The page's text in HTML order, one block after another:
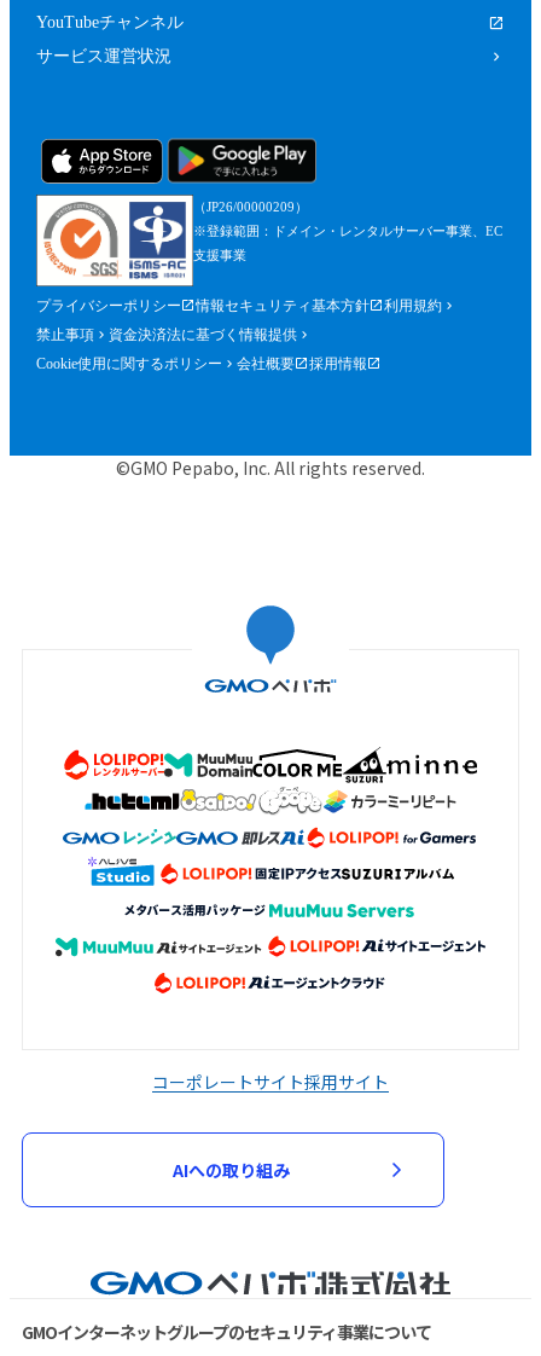
YouTubeチャンネル
サービス運営状況
（JP26/00000209）
※登録範囲：ドメイン・レンタルサーバー事業、EC
支援事業
プライバシーポリシー 情報セキュリティ基本方針
利用規約
禁止事項
資金決済法に基づく情報提供
Cookie使用に関するポリシー
会社概要 採用情報
©GMO Pepabo, Inc. All rights reserved.
コーポレートサイト採用サイト
AIへの取り組み
GMOインターネットグループのセキュリティ事業について